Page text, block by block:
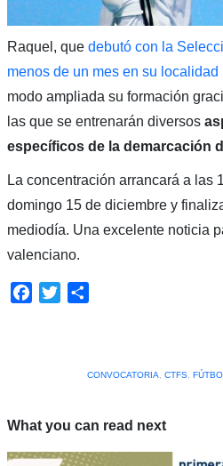
Raquel, que debutó con la
menos de un mes en su localidad
modo ampliada su formación
las que se entrenarán diversos
específicos de la demarcación
La concentración arrancará a las
domingo 15 de diciembre y
mediodía. Una excelente noticia
valenciano.
Facebook
Twitter
CONVOCATORIA
CTFS,
What you can read next